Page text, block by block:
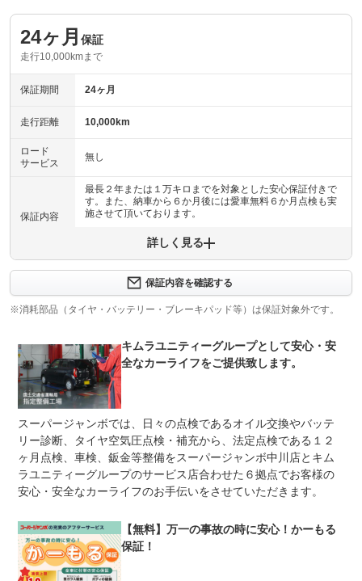
24ヶ月 保証
走行10,000kmまで
保証期間 24ヶ月
走行距離 10,000km
ロード
サービス
無し
保証内容
最長２年または１万キロまでを対象とした安心保証付きで
す。また、納車から６か月後には愛車無料６か月点検も実
施させて頂いております。
保証内容について問い合わせる
メーカー保証に記載されている保証範囲に準ずるものとし
修理回数 無制限
上限金額 -
免責金 無し
保証修理
受付先
-
法定整備
整備付 法定12ヶ月または法定24ヶ月点検整備付
※車検なし・車検整備付の場合は法定24ヶ月点検整備付
※商用車は6ヶ月または12ヶ月点検整備付
お渡し前には、法定点検相当の点検整備を実施致しており
させて頂いております。
詳しく見る
保証内容を確認する
※消耗部品（タイヤ・バッテリー・ブレーキパッド等）は保証対象外です。
キムラユニティーグループとして安心・安
全なカーライフをご提供致します。
スーパージャンボでは、日々の点検であるオイル交換やバッテ
リー診断、タイヤ空気圧点検・補充から、法定点検である１２
ヶ月点検、車検、鈑金等整備をスーパージャンボ中川店とキム
ラユニティーグループのサービス店合わせた６拠点でお客様の
安心・安全なカーライフのお手伝いをさせていただきます。
【無料】万一の事故の時に安心！かーもる
保証！